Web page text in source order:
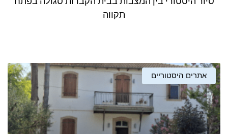
תקווה
אתרים היסטוריים